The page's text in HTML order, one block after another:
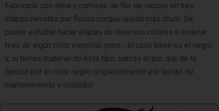
Fabricado con alma y camisas de flor de vacuno en tres
etapas rematas por flecos porque queda más chulo. Se
puede estudiar hacer etapas de diversos colores o insertar
tiras de algún color especial, pero… el color base es el negro
y, si tienes material de este tipo, sabrás el por qué de la
fijación por el color negro (especialmente por temas de
mantenimiento y cuidado)